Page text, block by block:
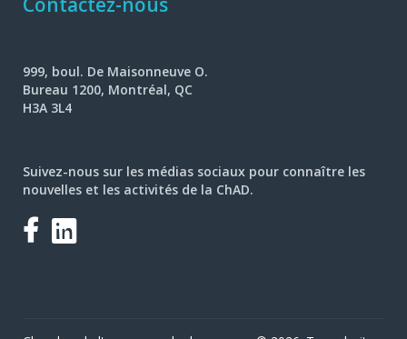
999, boul. De Maisonneuve O.
Bureau 1200, Montréal, QC
H3A 3L4
Suivez-nous sur les médias sociaux pour connaître les
nouvelles et les activités de la ChAD.
Facebook
LinkedIn